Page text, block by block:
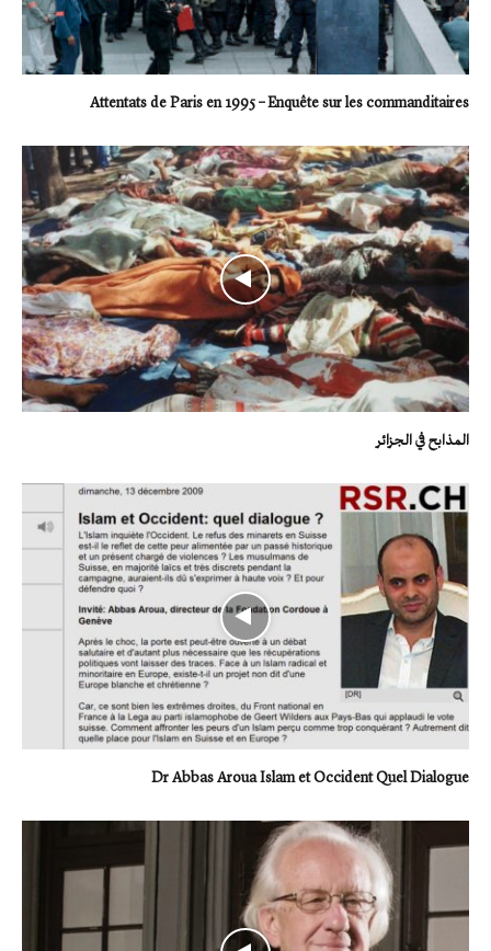
Attentats de Paris en 1995 – Enquête sur les commanditaires
المذابح في الجزائر
Dr Abbas Aroua Islam et Occident Quel Dialogue